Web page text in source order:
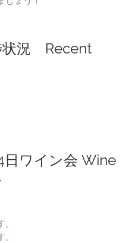
状況 Recent
日ワイン会 Wine